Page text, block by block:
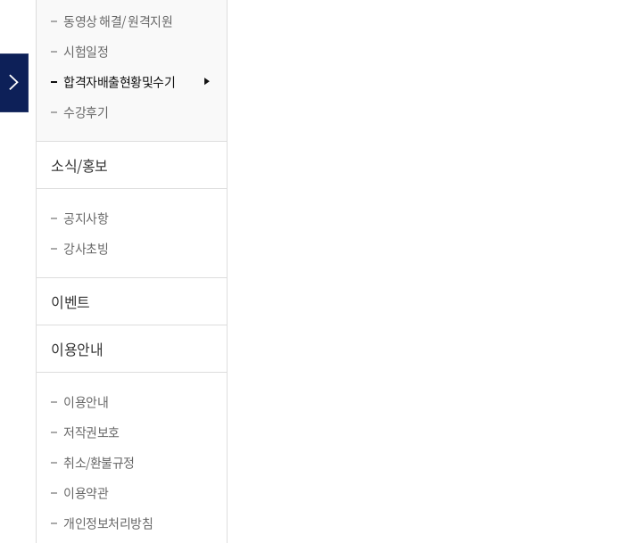
동영상 해결/ 원격지원
시험일정
합격자배출현황및수기
수강후기
소식/홍보
공지사항
강사초빙
이벤트
이용안내
이용안내
저작권보호
취소/환불규정
이용약관
개인정보처리방침